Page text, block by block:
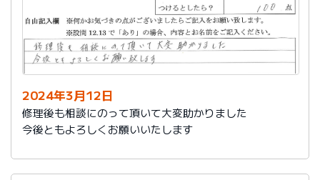
2024年3月12日
修理後も相談にのって頂いて大変助かりました
今後ともよろしくお願いいたします